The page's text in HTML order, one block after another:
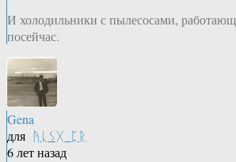
И холодильники с пылесосами,
посейчас.
Gena
для ᚤᚳᛊᚷ_ᛈᚱ
6 лет назад